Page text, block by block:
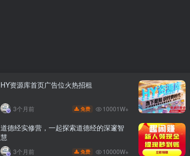
HY资源库首页广告位火热招租
3个月前 免费 10001W+
道德经实修营，一起探索道德经的深邃智
慧
3个月前 免费 10000W+